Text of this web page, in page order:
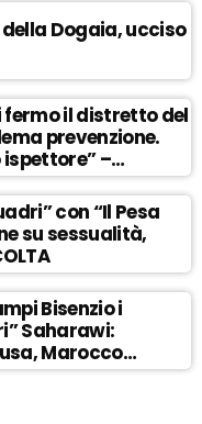
Dogaia, ucciso
il distretto del
prevenzione.
ispettore” –
con “Il Pesa
su sessualità,
Bisenzio i
Saharawi:
Marocco
– ASCOLTA